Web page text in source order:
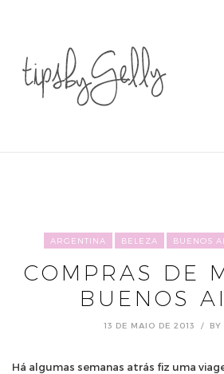
ARGENTINA BELEZA BUENOS
COMPRAS DE
BUENOS
13 DE MAIO DE 2013 BY
Há algumas semanas atrás fiz uma